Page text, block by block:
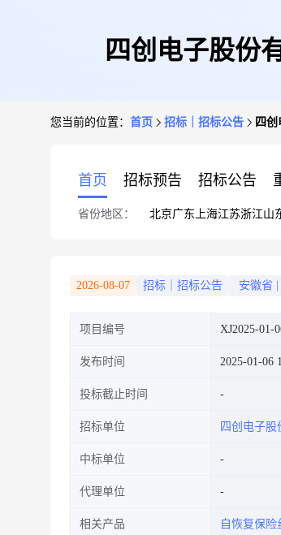
四创电子股份
您当前的位置： 首页 招标｜招标公告 四
首页 招标预告 招标公告
省份地区： 北京广东 上海江苏浙江山
2026-08-07 招标｜招标公告 安徽省
项目编号 XJ2025-01-
发布时间 2025-01-06
投标截止时间
招标单位 四创电子股
中标单位
代理单位
相关产品 自恢复保险